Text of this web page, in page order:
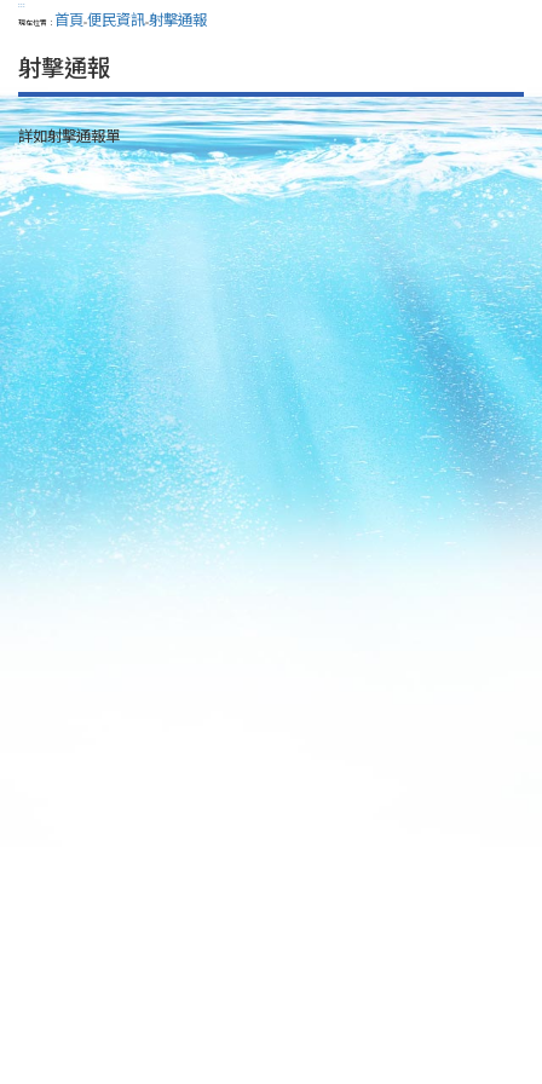
:::
現在位置： 首頁>便民資訊>射擊通報
射擊通報
詳如射擊通報單